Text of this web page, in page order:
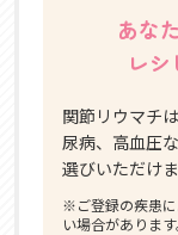
あな
レ
関節リウマチ
尿病、高血圧
選びいただけま
※ご登録の疾患
い場合があります